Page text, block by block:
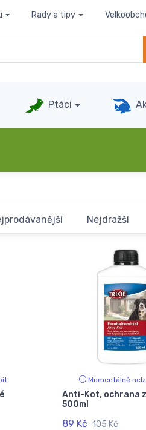
Rady a tipy
Ptáci
Nejdražší
Momentálně
Anti-Kot, ochrana
500ml
89 Kč 105 Kč